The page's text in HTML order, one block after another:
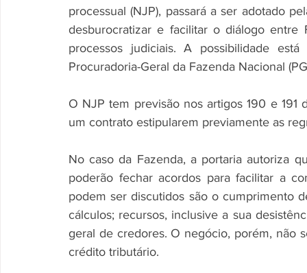
processual (NJP), passará a ser adotado
desburocratizar e facilitar o diálogo entre
processos judiciais. A possibilidade
Procuradoria-Geral da Fazenda Nacional
O NJP tem previsão nos artigos 190 e
um contrato estipularem previamente as
No caso da Fazenda, a portaria autoriza
poderão fechar acordos para facilitar a
podem ser discutidos são o cumprimento
cálculos; recursos, inclusive a sua
geral de credores. O negócio, porém, não
crédito tributário.